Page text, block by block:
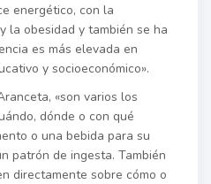
energético, con la
la obesidad y también se ha
es más elevada en
y socioeconómico».
«son varios los
dónde o con qué
o una bebida para su
patrón de ingesta. También
directamente sobre cómo o